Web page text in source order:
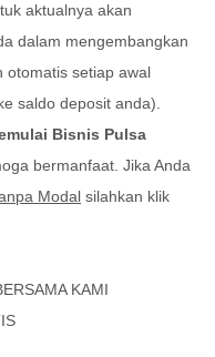
aktualnya akan
dalam mengembangkan
otomatis setiap awal
saldo deposit anda).
Bisnis Pulsa
bermanfaat. Jika Anda
Modal silahkan klik
KAMI